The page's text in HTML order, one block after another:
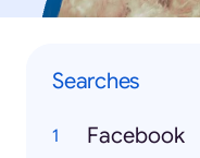
Searches
Facebook